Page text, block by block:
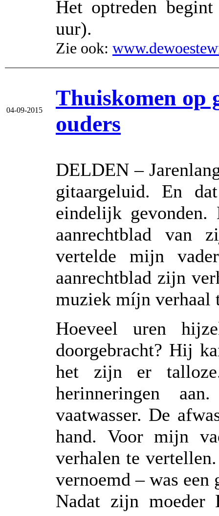
Het optreden
uur).
Zie ook:
04-09-2015
Thuiskomen op
ouders
DELDEN –
gitaargeluid. En
eindelijk
aanrechtblad van
vertelde mijn
aanrechtblad zijn
muziek míjn verhaal
Hoeveel uren
doorgebracht? Hij
het zijn er
herinneringen
vaatwasser. De
hand. Voor mijn
verhalen te
vernoemd – was een
Nadat zijn moeder